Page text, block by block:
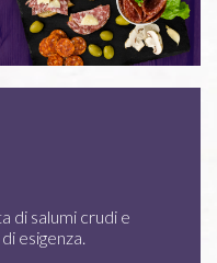
di salumi crudi e
esigenza.